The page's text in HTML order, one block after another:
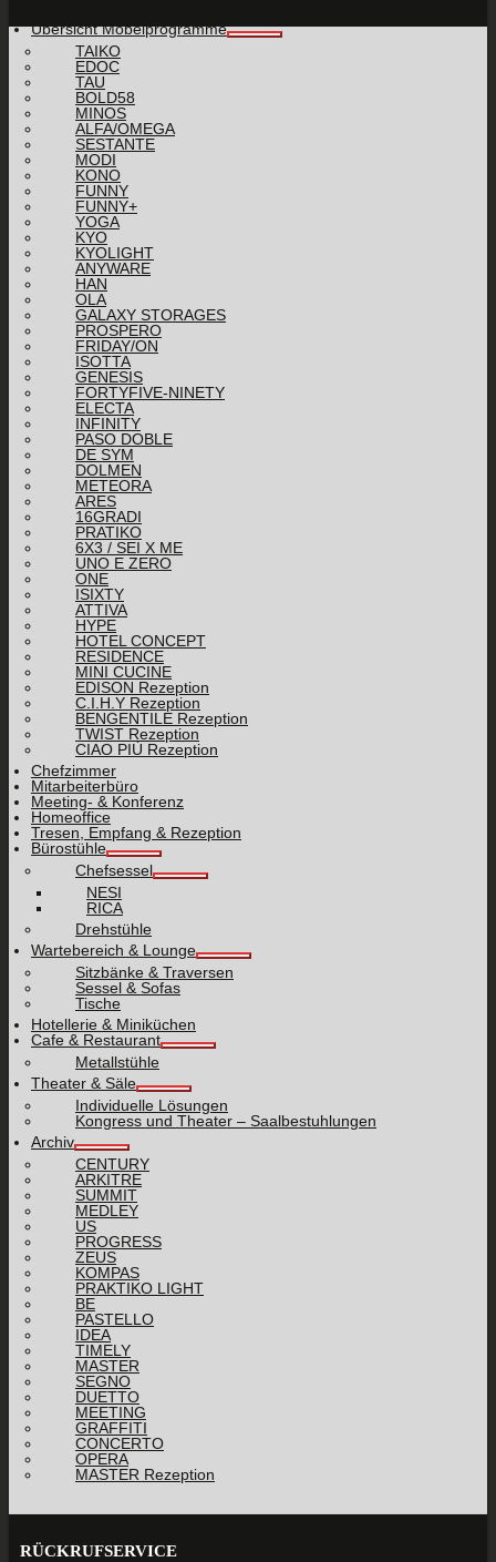
Übersicht Möbelprogramme
TAIKO
EDOC
TAU
BOLD58
MINOS
ALFA/OMEGA
SESTANTE
MODI
KONO
FUNNY
FUNNY+
YOGA
KYO
KYOLIGHT
ANYWARE
HAN
OLA
GALAXY STORAGES
PROSPERO
FRIDAY/ON
ISOTTA
GENESIS
FORTYFIVE-NINETY
ELECTA
INFINITY
PASO DOBLE
DE SYM
DOLMEN
METEORA
ARES
16GRADI
PRATIKO
6X3 / SEI X ME
UNO E ZERO
ONE
ISIXTY
ATTIVA
HYPE
HOTEL CONCEPT
RESIDENCE
MINI CUCINE
EDISON Rezeption
C.I.H.Y Rezeption
BENGENTILE Rezeption
TWIST Rezeption
CIAO PIÙ Rezeption
Chefzimmer
Mitarbeiterbüro
Meeting- & Konferenz
Homeoffice
Tresen, Empfang & Rezeption
Bürostühle
Chefsessel
NESI
RICA
Drehstühle
Wartebereich & Lounge
Sitzbänke & Traversen
Sessel & Sofas
Tische
Hotellerie & Miniküchen
Cafe & Restaurant
Metallstühle
Theater & Säle
Individuelle Lösungen
Kongress und Theater – Saalbestuhlungen
Archiv
CENTURY
ARKITRE
SUMMIT
MEDLEY
US
PROGRESS
ZEUS
KOMPAS
PRAKTIKO LIGHT
BE
PASTELLO
IDEA
TIMELY
MASTER
SEGNO
DUETTO
MEETING
GRAFFITI
CONCERTO
OPERA
MASTER Rezeption
RÜCKRUFSERVICE